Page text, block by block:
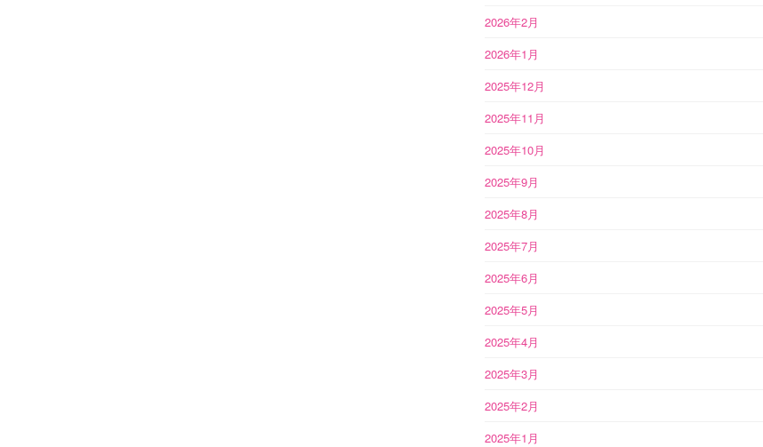
2026年2月
2026年1月
2025年12月
2025年11月
2025年10月
2025年9月
2025年8月
2025年7月
2025年6月
2025年5月
2025年4月
2025年3月
2025年2月
2025年1月